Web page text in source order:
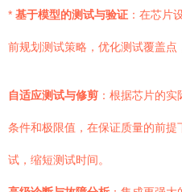
* 基于模型的测试与验证 ：在芯片
前规划测试策略，优化测试覆盖点
自适应测试与修剪 ：根据芯片的
条件和极限值，在保证质量的前提
试，缩短测试时间。